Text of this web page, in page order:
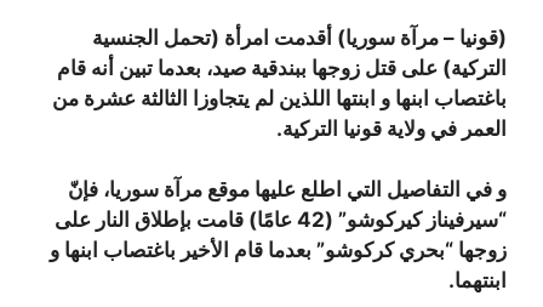
(قونيا – مرآة سوريا) أقدمت امرأة (تحمل الجنسية
التركية) على قتل زوجها ببندقية صيد، بعدما تبين أنه قام
باغتصاب ابنها و ابنتها اللذين لم يتجاوزا الثالثة عشرة من
العمر في ولاية قونيا التركية.
و في التفاصيل التي اطلع عليها موقع مرآة سوريا، فإنّ
“سيرفيناز كيركوشو” (42 عامًا) قامت بإطلاق النار على
زوجها “بحري كركوشو” بعدما قام الأخير باغتصاب ابنها و
ابنتهما.